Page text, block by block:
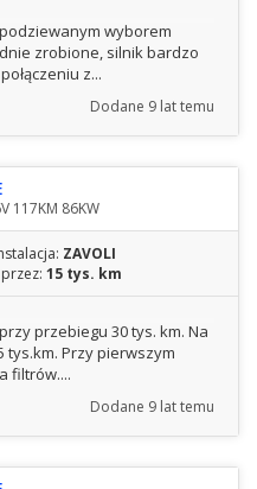
wyborem
zrobione, silnik bardzo
z...
Dodane 9 lat temu
117KM 86KW
ZAVOLI
15 tys. km
przebiegu 30 tys. km. Na
tys.km. Przy pierwszym
filtrów....
Dodane 9 lat temu